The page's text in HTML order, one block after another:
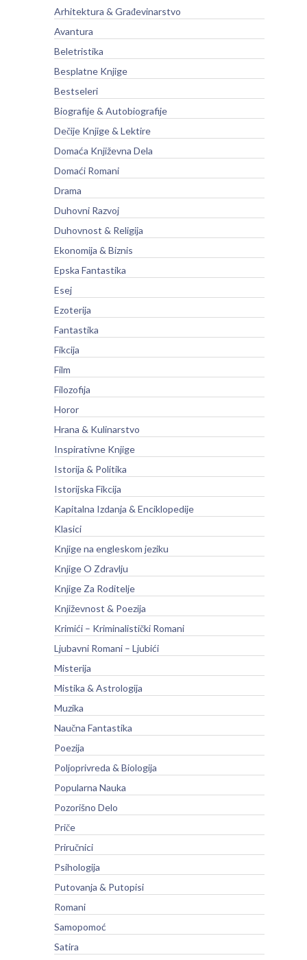
Arhitektura & Građevinarstvo
Avantura
Beletristika
Besplatne Knjige
Bestseleri
Biografije & Autobiografije
Dečije Knjige & Lektire
Domaća Književna Dela
Domaći Romani
Drama
Duhovni Razvoj
Duhovnost & Religija
Ekonomija & Biznis
Epska Fantastika
Esej
Ezoterija
Fantastika
Fikcija
Film
Filozofija
Horor
Hrana & Kulinarstvo
Inspirativne Knjige
Istorija & Politika
Istorijska Fikcija
Kapitalna Izdanja & Enciklopedije
Klasici
Knjige na engleskom jeziku
Knjige O Zdravlju
Knjige Za Roditelje
Književnost & Poezija
Krimići – Kriminalistički Romani
Ljubavni Romani – Ljubići
Misterija
Mistika & Astrologija
Muzika
Naučna Fantastika
Poezija
Poljoprivreda & Biologija
Popularna Nauka
Pozorišno Delo
Priče
Priručnici
Psihologija
Putovanja & Putopisi
Romani
Samopomoć
Satira